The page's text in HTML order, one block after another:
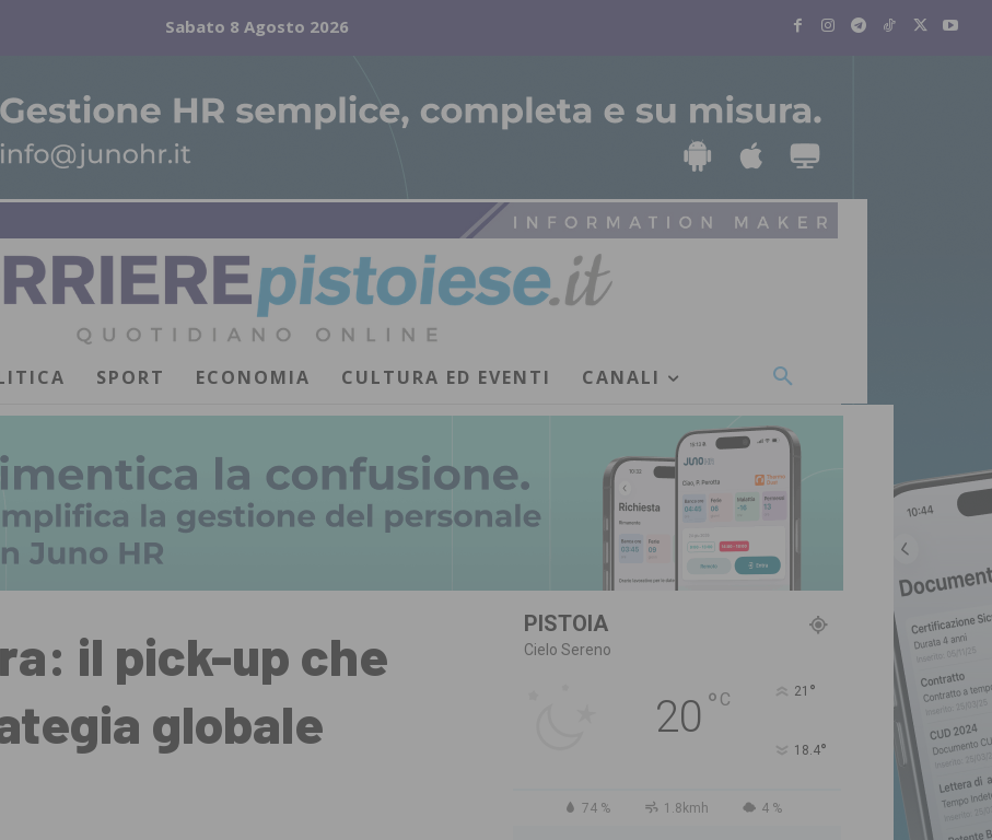
Sabato 8 Agosto 2026
SPORT ECONOMIA CULTURA ED EVENTI CANALI
il pick-up che
globale
PISTOIA
Cielo Sereno
20 ° C 21 °
18.4°
74 % 1.8kmh 4 %